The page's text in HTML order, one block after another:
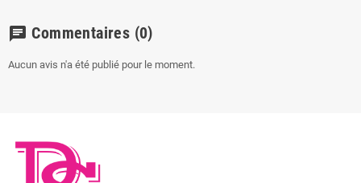
chat Commentaires (0)
Aucun avis n'a été publié pour le moment.